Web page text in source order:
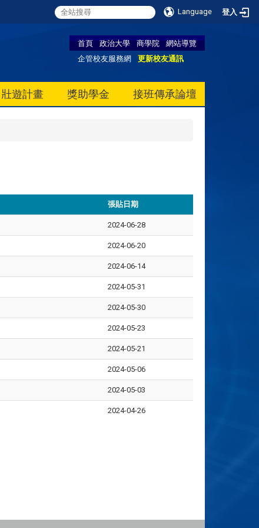
Language 登入
首頁 政治大學 商學院
網站導覽
企管校友服務網
更新校友通訊
壯遊計畫 獎助學金 接班傳承論壇
張貼日期
2024-06-28
2024-06-20
2024-06-14
2024-05-31
2024-05-30
2024-05-23
2024-05-21
2024-05-06
2024-05-03
2024-04-26